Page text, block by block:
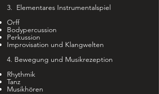
3. Elementares Instrumentalspiel
Orff
Bodypercussion
Perkussion
Improvisation und Klangwelten
4. Bewegung und Musikrezeption
Rhythmik
Tanz
Musikhören